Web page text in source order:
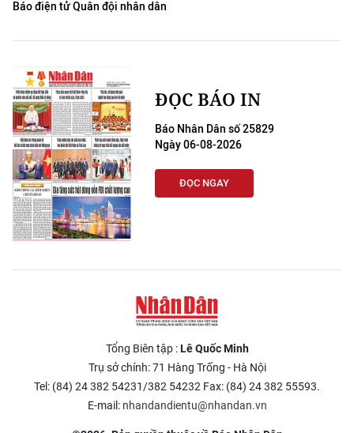
Báo điện tử Quân đội nhân dân
ĐỌC BÁO IN
Báo Nhân Dân số 25829
Ngày 06-08-2026
ĐỌC NGAY
Tổng Biên tập :Lê Quốc Minh
Trụ sở chính: 71 Hàng Trống - Hà Nội
Tel: (84) 24 382 54231/382 54232 Fax: (84) 24 382 55593.
E-mail: nhandandientu@nhandan.vn